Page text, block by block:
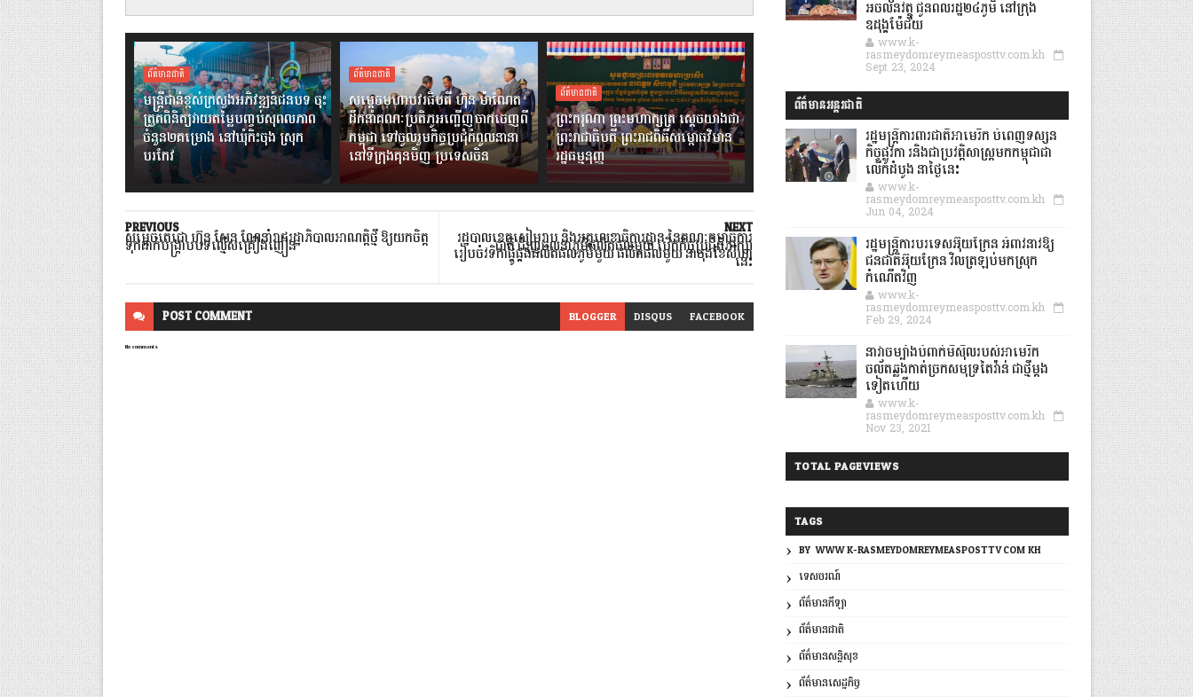
ព័ត៌មានជាតិ
មន្ត្រីជាន់ខ្ពស់ក្រសួងអភិវឌ្ឍន៍ជនបទ ចុះ
ត្រួតពិនិត្យវាយតម្លៃបញ្ចប់សុពលភាព
ចំនួន២គម្រោង នៅឃុំកិះចុង ស្រុក
បរកែវ
ព័ត៌មានជាតិ
សម្តេចមហាបវរធិបតី ហ៊ុន ម៉ាណែត
ដឹកនាំគណៈប្រតិភូអញ្ជើញចាកចេញពី
កម្ពុជា ទៅចូលរួមកិច្ចប្រជុំកំពូលនានា
នៅទីក្រុងគុនមិញ ប្រទេសចិន
ព័ត៌មានជាតិ
ព្រះករុណា ព្រះមហាក្សត្រ ស្តេចយាងជា
ព្រះរាជាធិបតី ព្រះរាជពិធីសម្ពោធវិមាន
រដ្ឋធម្មនុញ្ញ
NEXT
រដ្ឋបាលខេត្តសៀមរាប និងអគ្គលេខាធិការដ្ឋាន នៃគណៈកម្មាធិការ
ជាតិ ជំរុញចលនាភូមិផលិតផលមួយ បើកកិច្ចប្រជុំពិភាក្សា
រៀបចំវទិកាផ្គូផ្គងផលិតផលភូមិមួយ ផលិតផលមួយ នាចុងខែសីហា
នេះ
PREVIOUS
សម្តេចតេជោ ហ៊ុន សែន ណែនាំរាជរដ្ឋាភិបាលអាណត្តិថ្មី ឱ្យយកចិត្ត
ទុកដាក់បង្ក្រាបបទល្មើសគ្រឿងញៀន
POSTCOMMENT BLOGGER DISQUS FACEBOOK
No comments
អចលនវត្ថុ ជូនពលរដ្ឋ២៤ភូមិ នៅក្រុង
ឧដុង្គម៉ែជ័យ
www.k-
rasmeydomreymeasposttv.com.kh
Sept 23, 2024
ព័ត៌មានអន្តរជាតិ
រដ្ឋមន្រ្តីការពារជាតិអាមេរិក បំពេញទស្សន
កិច្ចផ្លូវកា រនិងជាប្រវត្តិសាស្រ្តមកកម្ពុជាជា
លើកដំបូង នាថ្ងៃនេះ
www.k-
rasmeydomreymeasposttv.com.kh
Jun 04, 2024
រដ្ឋមន្ត្រីការបរទេសអ៊ុយក្រែន អំពាវនាវឱ្យ
ជនជាតិអ៊ុយក្រែន វិលត្រឡប់មកស្រុក
កំណើតវិញ
www.k-
rasmeydomreymeasposttv.com.kh
Feb 29, 2024
នាវាចម្បាំងបំពាក់មីស៊ីលរបស់អាមេរិក
ចល័តឆ្លងកាត់ច្រកសមុទ្រតៃវ៉ាន់ ជាថ្មីម្តង
ទៀតហើយ
www.k-
rasmeydomreymeasposttv.com.kh
Nov 23, 2021
TOTAL PAGEVIEWS
TAGS
BY: WWW.K-RASMEYDOMREYMEASPOSTTV.COM.KH
ទេសចរណ៍
ព័ត៌មានកីឡា
ព័ត៌មានជាតិ
ព័ត៌មានសន្តិសុខ
ព័ត៌មានសេដ្ឋកិច្ច